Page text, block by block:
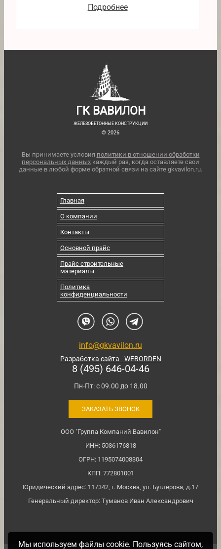
Подробнее
ГК ВАВИЛОН
ЖЕЛЕЗОБЕТОННЫЕ КОНСТРУКЦИИ
© 2026
Вы принимаете условия политики в отношении обработки
персональных данных каждый раз, когда оставляете свои
данные в любой форме обратной связи на сайте gkvavilon.ru.
Главная
О компании
Контакты
Основной прайс
Прайс строительные
материалы
Политика
конфиденциальности
info@gkvavilon.ru
Разработка сайта - WEBORDEN
8 (495) 646-04-46
Пн-Пт: с 09.00 до 18.00
ЗАКАЗАТЬ ЗВОНОК
ООО "Группа Компаний Вавилон"
ИНН: 5036176818
ОГРН: 1195074008304
КПП: 772801001
Юридический адрес: 117342, г. Москва, ул. Бутлерова, д.17
Генеральный директор: Туманов Иван Александрович
Мы используем файлы cookie. Пользуясь сайтом,